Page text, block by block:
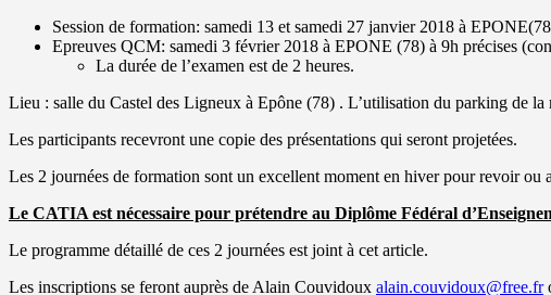
Session de formation: samedi 13 et samedi 27 janvier 2018 à
Epreuves QCM: samedi 3 février 2018 à EPONE (78) à 9h précises
La durée de l’examen est de 2 heures.
Lieu : salle du Castel des Ligneux à Epône (78) . L’utilisation du parking de la
Les participants recevront une copie des présentations qui seront projetées.
Les 2 journées de formation sont un excellent moment en hiver pour revoir ou
Le CATIA est nécessaire pour prétendre au Diplôme Fédéral
Le programme détaillé de ces 2 journées est joint à cet article.
Les inscriptions se feront auprès de Alain Couvidoux alain.couvidoux@free.fr